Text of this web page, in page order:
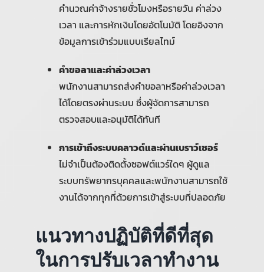
คำนวณค่าจ้างรายชั่วโมงหรือรายวัน ค่าล่วง
เวลา และการหักเงินโดยอัตโนมัติ โดยอิงจาก
ข้อมูลการเข้าร่วมแบบเรียลไทม์
คำขอลาและค่าล่วงเวลา
พนักงานสามารถส่งคำขอลาหรือค่าล่วงเวลา
ได้โดยตรงผ่านระบบ ซึ่งผู้จัดการสามารถ
ตรวจสอบและอนุมัติได้ทันที
การเข้าถึงระบบคลาวด์และผ่านเบราว์เซอร์
ไม่จำเป็นต้องติดตั้งซอฟต์แวร์ใดๆ ผู้ดูแล
ระบบทรัพยากรบุคคลและพนักงานสามารถใช้
งานได้จากทุกที่ด้วยการเข้าสู่ระบบที่ปลอดภัย
แนวทางปฏิบัติที่ดีที่สุด
ในการปรับเวลาทำงาน